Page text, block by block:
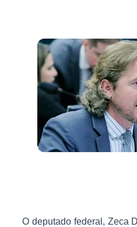
O deputado federal, Zeca